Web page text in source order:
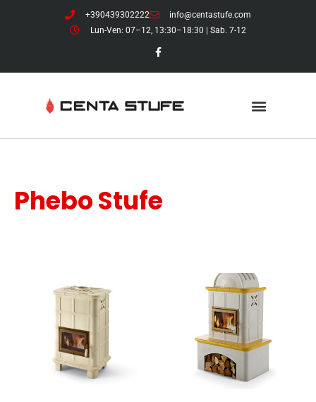
+390439302222
info@centastufe.com
Lun-Ven: 07–12, 13:30–18:30 | Sab. 7-12
Phebo Stufe